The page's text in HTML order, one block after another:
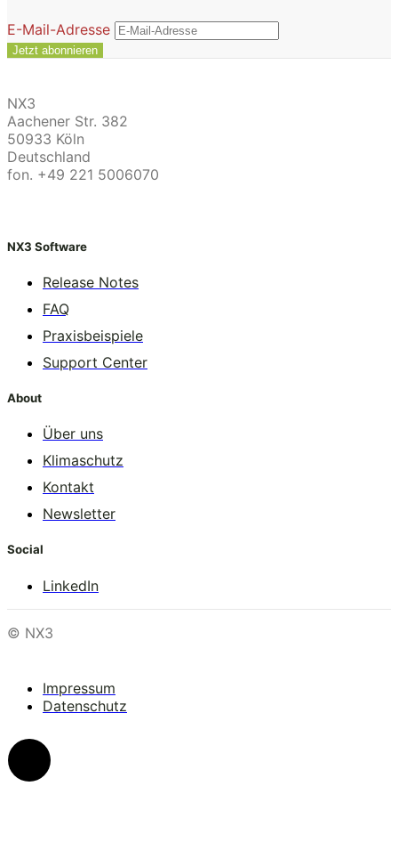
E-Mail-Adresse
NX3
Aachener Str. 382
50933 Köln
Deutschland
fon. +49 221 5006070
NX3 Software
Release Notes
FAQ
Praxisbeispiele
Support Center
About
Über uns
Klimaschutz
Kontakt
Newsletter
Social
LinkedIn
© NX3
Impressum
Datenschutz